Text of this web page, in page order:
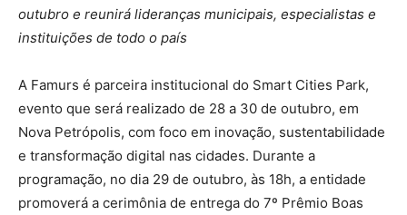
outubro e reunirá lideranças municipais, especialistas e
instituições de todo o país
A Famurs é parceira institucional do Smart Cities Park,
evento que será realizado de 28 a 30 de outubro, em
Nova Petrópolis, com foco em inovação, sustentabilidade
e transformação digital nas cidades. Durante a
programação, no dia 29 de outubro, às 18h, a entidade
promoverá a cerimônia de entrega do 7º Prêmio Boas